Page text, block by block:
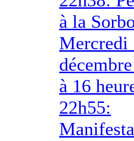
à la
Mercredi
à 16
22h55: